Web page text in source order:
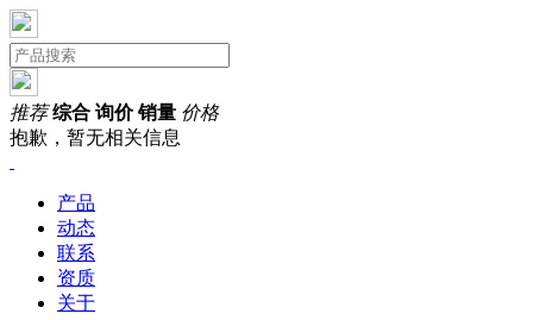
推荐 综合 询价 销量 价格
抱歉，暂无相关信息
产品
动态
联系
资质
关于